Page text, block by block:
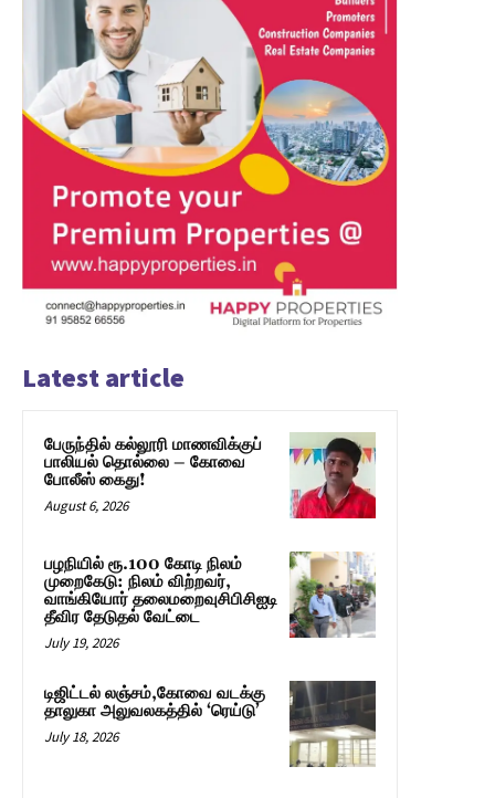
Latest article
பேருந்தில் கல்லூரி மாணவிக்குப்
பாலியல் தொல்லை – கோவை
போலீஸ் கைது!
August 6, 2026
பழநியில் ரூ.100 கோடி நிலம்
முறைகேடு: நிலம் விற்றவர்,
வாங்கியோர் தலைமறைவுசிபிசிஐடி
தீவிர தேடுதல் வேட்டை
July 19, 2026
டிஜிட்டல் லஞ்சம்,கோவை வடக்கு
தாலுகா அலுவலகத்தில் ‘ரெய்டு’
July 18, 2026